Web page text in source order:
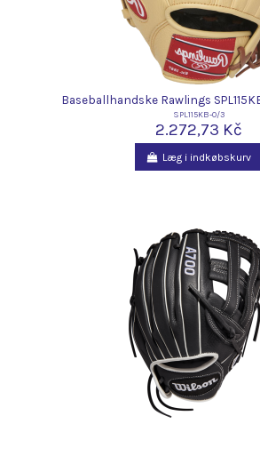
Baseballhandske Rawlings SPL115KB
SPL115KB-0/3
2.272,73 Kč
Læg i indkøbskurv